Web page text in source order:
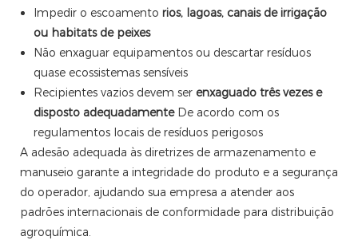
Impedir o escoamento rios, lagoas, canais de irrigação
ou habitats de peixes
Não enxaguar equipamentos ou descartar resíduos
quase ecossistemas sensíveis
Recipientes vazios devem ser enxaguado três vezes e
disposto adequadamente De acordo com os
regulamentos locais de resíduos perigosos
A adesão adequada às diretrizes de armazenamento e
manuseio garante a integridade do produto e a segurança
do operador, ajudando sua empresa a atender aos
padrões internacionais de conformidade para distribuição
agroquímica.